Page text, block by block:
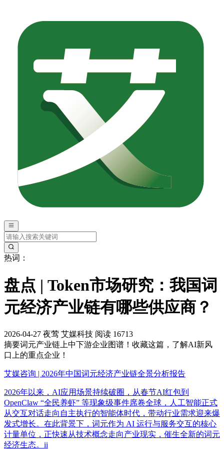
热词：
盘点 | Token市场研究：我国词
元经济产业链有哪些供应商？
2026-04-27 夜莺 艾媒科技 阅读 16713
摘要词元产业链上中下游企业图谱！收藏这篇，了解AI新风
口上的重点企业！
艾媒咨询 | 2026年中国词元经济产业链全景分析报告
2026年以来，AI应用场景持续破圈，从春节AI红包到
OpenClaw “全民养虾” 等现象级事件席卷全球，人工智能正式
从交互对话走向自主执行的智能体时代，带动行业需求迎来爆
发式增长。在此背景下，词元作为 AI 运行与服务交互的核心
计量单位，正快速从技术概念走向产业现实，催生全新的词元
经济生态。ii